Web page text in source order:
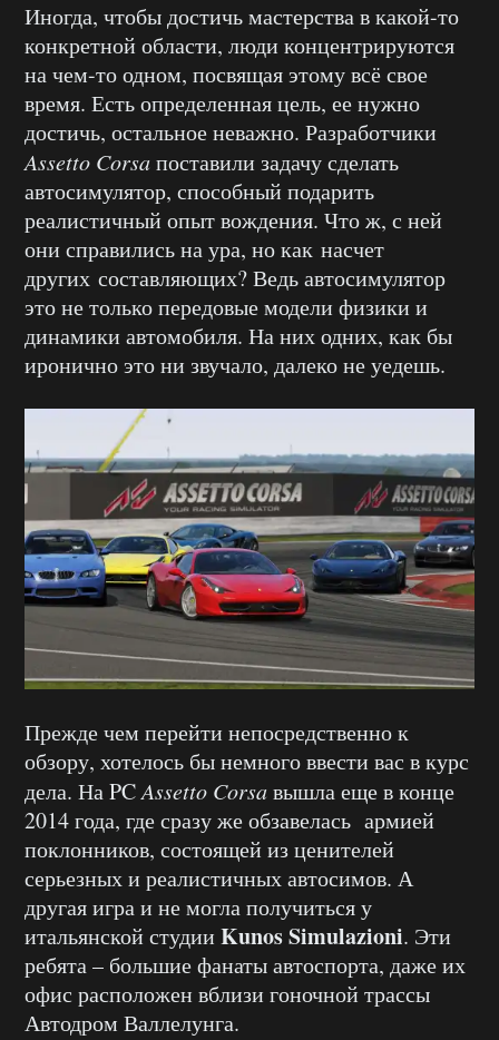
Иногда, чтобы достичь мастерства в какой-то
конкретной области, люди концентрируются
на чем-то одном, посвящая этому всё свое
время. Есть определенная цель, ее нужно
достичь, остальное неважно. Разработчики
Assetto Corsaпоставили задачу сделать
автосимулятор, способный подарить
реалистичный опыт вождения. Что ж, с ней
они справились на ура, но как насчет
других составляющих? Ведь автосимулятор
это не только передовые модели физики и
динамики автомобиля. На них одних, как бы
иронично это ни звучало, далеко не уедешь.
Прежде чем перейти непосредственно к
обзору, хотелось бы немного ввести вас в курс
дела. На PCAssetto Corsaвышла еще в конце
2014 года, где сразу же обзавелась армией
поклонников, состоящей из ценителей
серьезных и реалистичных автосимов. А
другая игра и не могла получиться у
итальянской студии KunosSimulazioni. Эти
ребята – большие фанаты автоспорта, даже их
офис расположен вблизи гоночной трассы
Автодром Валлелунга.